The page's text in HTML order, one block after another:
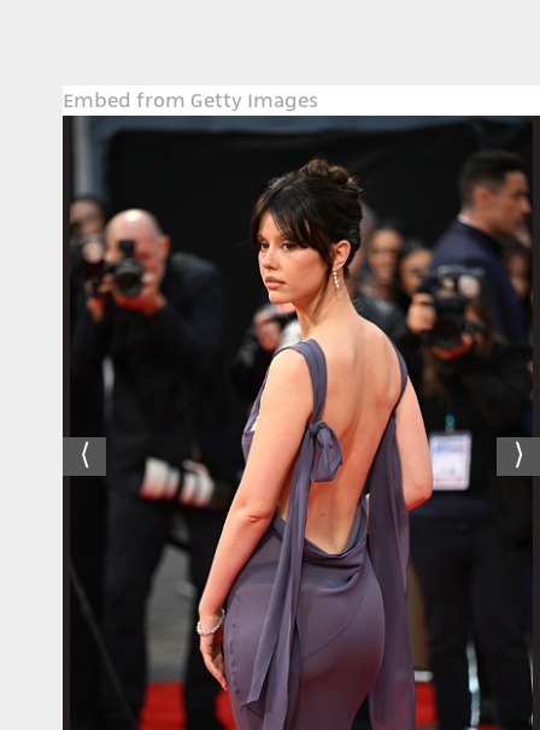
Embed from Getty Images